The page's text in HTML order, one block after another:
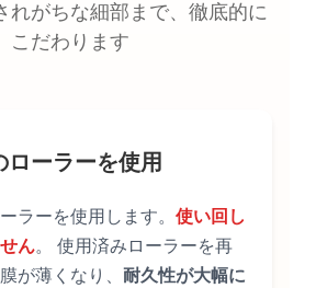
れがちな細部まで、徹底的に
こだわります
ローラーを使用
ラーを使用します。 使い回し
ん。 使用済みローラーを再
が薄くなり、 耐久性が大幅に